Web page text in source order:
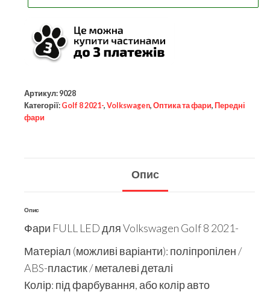
Артикул: 9028
Категорії: Golf 8 2021-, Volkswagen, Оптика та фари, Передні
фари
Опис
Опис
Фари FULL LED для Volkswagen Golf 8 2021-
Матеріал (можливі варіанти): поліпропілен /
ABS-пластик / металеві деталі
Колір: під фарбування, або колір авто